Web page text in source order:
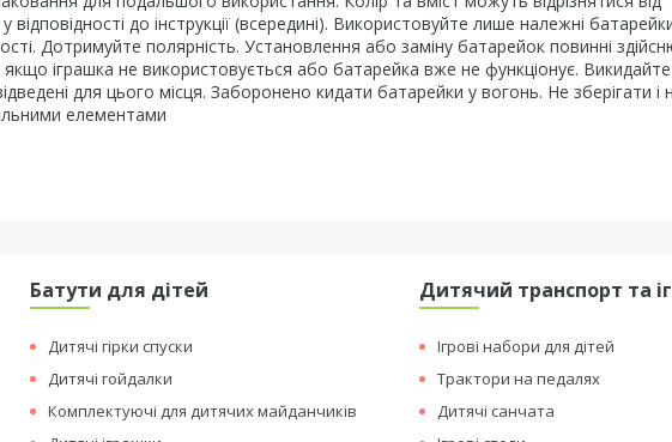
до інструкції (всередині). Використовуйте лише належні
Дотримуйте полярність. Установлення або заміну батарейок повинні
якщо іграшка не використовується або батарейка вже не функціонує. Викидайте
для цього місця. Заборонено кидати батарейки у вогонь. Не зберігати і
елементами
Батути для дітей
Дитячі гірки спуски
Дитячі гойдалки
Комплектуючі для дитячих майданчиків
Дитячий транспорт та
Ігрові набори для дітей
Трактори на педалях
Дитячі санчата